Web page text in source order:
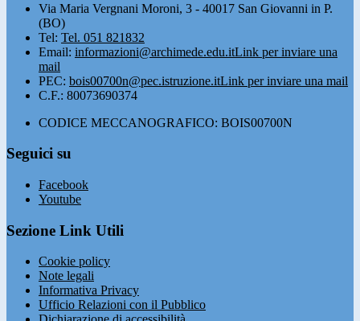
Via Maria Vergnani Moroni, 3 - 40017 San Giovanni in P.
(BO)
Tel: Tel. 051 821832
Email: informazioni@archimede.edu.itLink per inviare una
mail
PEC: bois00700n@pec.istruzione.itLink per inviare una mail
C.F.: 80073690374
CODICE MECCANOGRAFICO: BOIS00700N
Seguici su
Facebook
Youtube
Sezione Link Utili
Cookie policy
Note legali
Informativa Privacy
Ufficio Relazioni con il Pubblico